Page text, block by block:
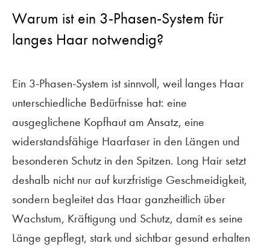
Warum ist ein 3-Phasen-System für
langes Haar notwendig?
Ein 3-Phasen-System ist sinnvoll, weil langes Haar
unterschiedliche Bedürfnisse hat: eine
ausgeglichene Kopfhaut am Ansatz, eine
widerstandsfähige Haarfaser in den Längen und
besonderen Schutz in den Spitzen. Long Hair setzt
deshalb nicht nur auf kurzfristige Geschmeidigkeit,
sondern begleitet das Haar ganzheitlich über
Wachstum, Kräftigung und Schutz, damit es seine
Länge gepflegt, stark und sichtbar gesund erhalten
IMPRESSUM
DATENSCHUTZ
FACEBOOK
INSTAGRAM
©Friseur Purgold 2019–2026